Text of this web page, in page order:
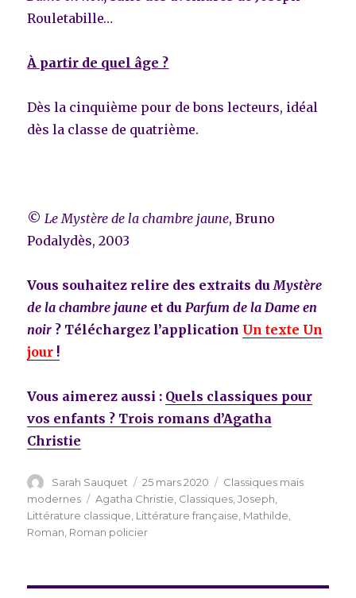
Rouletabille…
À partir de quel âge ?
Dès la cinquième pour de bons lecteurs, idéal
dès la classe de quatrième.
©Le Mystère de la chambre jaune, Bruno
Podalydès, 2003
Vous souhaitez relire des extraits duMystère
de la chambre jaune et duParfum de la Dame en
noir ? Téléchargez l’application Un texte Un
jour !
Vous aimerez aussi : Quels classiques pour
vos enfants ? Trois romans d’Agatha
Christie
Auteur
Sarah Sauquet
Publié
le
25 mars 2020 Catégories
Classiques mais
modernes
Étiquettes
Agatha Christie Classiques ,Joseph
Littérature classique Littérature française Mathilde
Roman Roman policier